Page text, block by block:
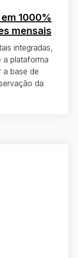
1000%
mensais
integradas,
a plataforma
a base de
da